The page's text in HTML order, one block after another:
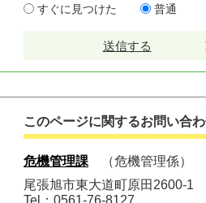
すぐに見つけた
普通
このページに関するお問い合
危機管理課
危機管理係
尾張旭市東大道町原田2600-1
Tel：0561-76-8127